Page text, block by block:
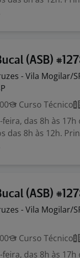
(ASB)
- Vila Mogilar/
Curso Técnico
das 8h às 17h
das 8h às 12h.
(ASB)
- Vila Mogilar/
Curso Técnico
das 8h às 17h